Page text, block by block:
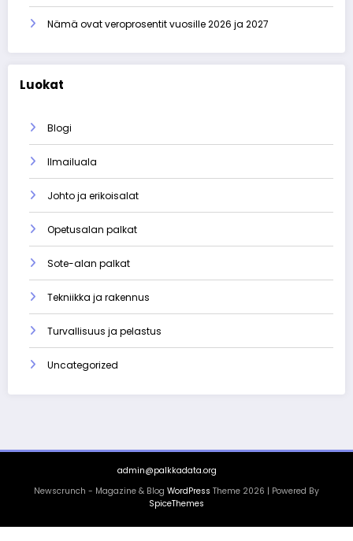
Nämä ovat veroprosentit vuosille 2026 ja 2027
Luokat
Blogi
Ilmailuala
Johto ja erikoisalat
Opetusalan palkat
Sote-alan palkat
Tekniikka ja rakennus
Turvallisuus ja pelastus
Uncategorized
admin@palkkadata.org
Newscrunch - Magazine & Blog WordPress Theme 2026 | Powered By
SpiceThemes